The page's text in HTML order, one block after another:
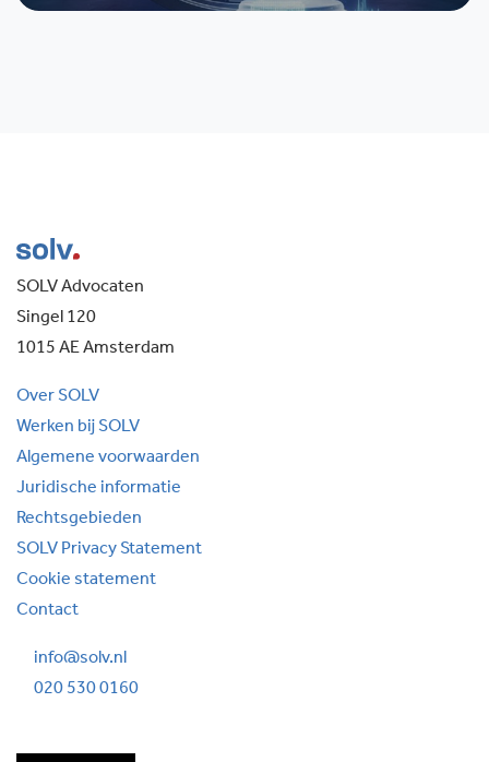
SOLV Advocaten
Singel 120
1015 AE Amsterdam
Over SOLV
Werken bij SOLV
Algemene voorwaarden
Juridische informatie
Rechtsgebieden
SOLV Privacy Statement
Cookie statement
Contact
info@solv.nl
020 530 0160